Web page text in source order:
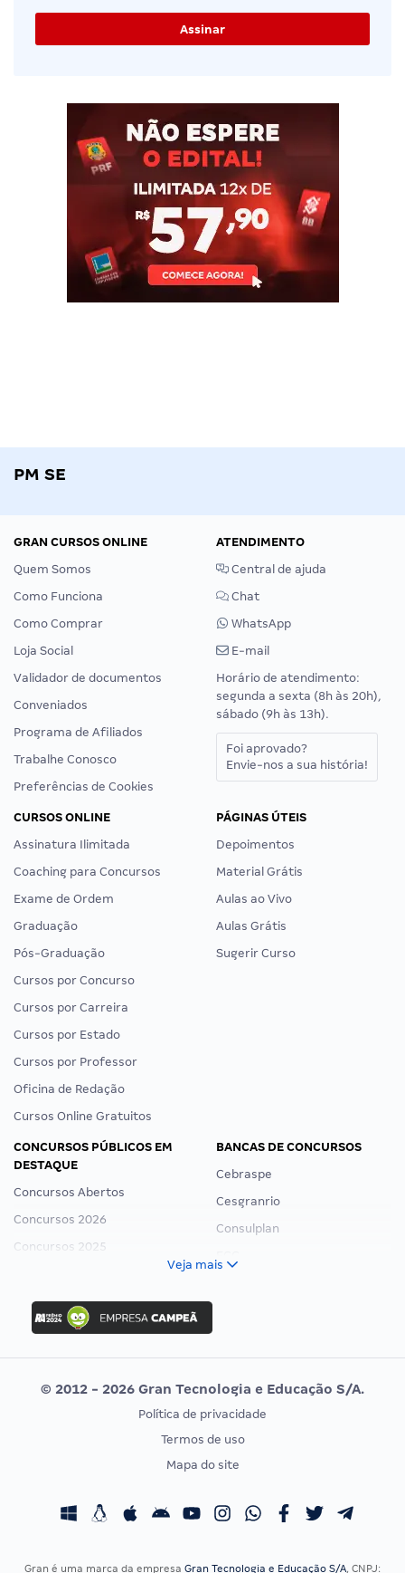
PM SE
GRAN CURSOS ONLINE
Quem Somos
Como Funciona
Como Comprar
Loja Social
Validador de documentos
Conveniados
Programa de Afiliados
Trabalhe Conosco
Preferências de Cookies
ATENDIMENTO
Central de ajuda
Chat
WhatsApp
E-mail
Horário de atendimento:
segunda a sexta (8h às 20h),
sábado (9h às 13h).
Foi aprovado?
Envie-nos a sua história!
CURSOS ONLINE
Assinatura Ilimitada
Coaching para Concursos
Exame de Ordem
Graduação
Pós-Graduação
Cursos por Concurso
Cursos por Carreira
Cursos por Estado
Cursos por Professor
Oficina de Redação
Cursos Online Gratuitos
PÁGINAS ÚTEIS
Depoimentos
Material Grátis
Aulas ao Vivo
Aulas Grátis
Sugerir Curso
CONCURSOS PÚBLICOS EM
DESTAQUE
Concursos Abertos
Concursos 2026
Concursos 2025
Concurso Ibama
Concurso MPU
Editais publicados
BANCAS DE CONCURSOS
Cebraspe
Cesgranrio
Consulplan
Vunesp
CONCURSOS POR PROFISSÃO
Concursos Fiscais
EXAME DE ORDEM
Calendário OAB
Veja mais
© 2012 - 2026 Gran Tecnologia e Educação S/A.
Política de privacidade
Termos de uso
Mapa do site
Gran é uma marca da empresa Gran Tecnologia e Educação S/A, CNPJ: